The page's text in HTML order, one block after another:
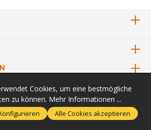
Mehrwertsteuer zzgl.Versandkosten
und
Cookies, um eine bestmögliche
zu können. Mehr Informationen ...
Alle Cookies akzeptieren